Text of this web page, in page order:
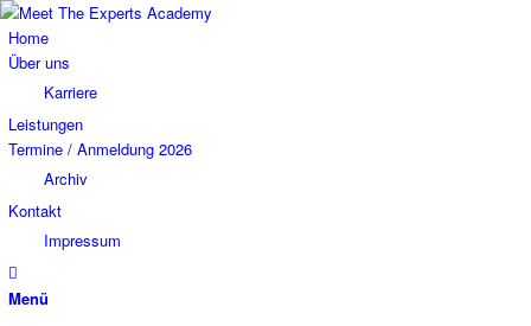
Home
Über uns
Karriere
Leistungen
Termine / Anmeldung 2026
Archiv
Kontakt
Impressum
Menü